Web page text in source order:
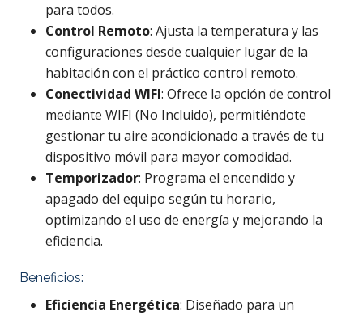
para todos.
Control Remoto: Ajusta la temperatura y las
configuraciones desde cualquier lugar de la
habitación con el práctico control remoto.
Conectividad WIFI: Ofrece la opción de control
mediante WIFI (No Incluido), permitiéndote
gestionar tu aire acondicionado a través de tu
dispositivo móvil para mayor comodidad.
Temporizador: Programa el encendido y
apagado del equipo según tu horario,
optimizando el uso de energía y mejorando la
eficiencia.
Beneficios:
Eficiencia Energética: Diseñado para un